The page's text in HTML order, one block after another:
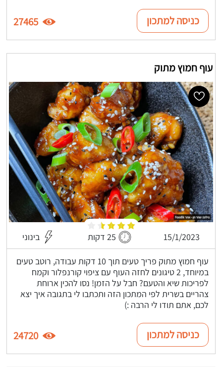
כניסה למתכון 27465
עוף חמוץ מתוק
15/1/2023 25 דקות בינוני
עוף חמוץ מתוק פריך טעים תוך 10 דקות עבודה, רוטב טעים
במיוחד, 2 טיגונים לחזה העוף עם ציפוי קורנפלור וקמח
לפריכות שיא והטעם? חבל על הזמן! נסו להכין ארוחת
צהריים בשרית לפי המתכון הזה ותכתבו לי בתגובה איך יצא
לכם, אתם תודו לי הרבה :)
כניסה למתכון 24720